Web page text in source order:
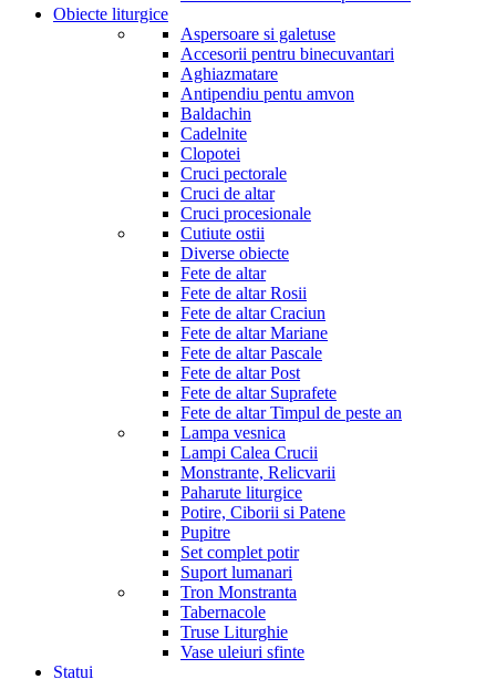
Obiecte liturgice
Aspersoare si galetuse
Accesorii pentru binecuvantari
Aghiazmatare
Antipendiu pentu amvon
Baldachin
Cadelnite
Clopotei
Cruci pectorale
Cruci de altar
Cruci procesionale
Cutiute ostii
Diverse obiecte
Fete de altar
Fete de altar Rosii
Fete de altar Craciun
Fete de altar Mariane
Fete de altar Pascale
Fete de altar Post
Fete de altar Suprafete
Fete de altar Timpul de peste an
Lampa vesnica
Lampi Calea Crucii
Monstrante, Relicvarii
Paharute liturgice
Potire, Ciborii si Patene
Pupitre
Set complet potir
Suport lumanari
Tron Monstranta
Tabernacole
Truse Liturghie
Vase uleiuri sfinte
Statui